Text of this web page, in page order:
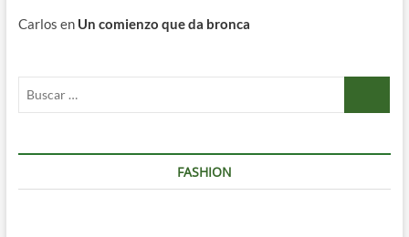
Carlos en Un comienzo que da bronca
FASHION